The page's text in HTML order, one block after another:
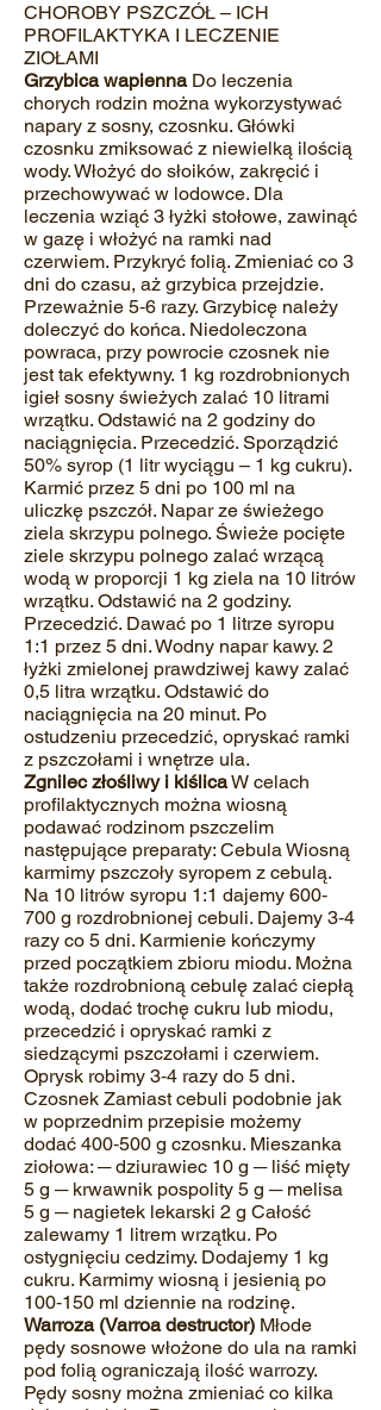
CHOROBY PSZCZÓŁ – ICH
PROFILAKTYKA I LECZENIE
ZIOŁAMI
Grzybica wapiennaDo leczenia
chorych rodzin można wykorzystywać
napary z sosny, czosnku. Główki
czosnku zmiksować z niewielką ilością
wody. Włożyć do słoików, zakręcić i
przechowywać w lodowce. Dla
leczenia wziąć 3 łyżki stołowe, zawinąć
w gazę i włożyć na ramki nad
czerwiem. Przykryć folią. Zmieniać co 3
dni do czasu, aż grzybica przejdzie.
Przeważnie 5‐6 razy. Grzybicę należy
doleczyć do końca. Niedoleczona
powraca, przy powrocie czosnek nie
jest tak efektywny. 1 kg rozdrobnionych
igieł sosny świeżych zalać 10 litrami
wrzątku. Odstawić na 2 godziny do
naciągnięcia. Przecedzić. Sporządzić
50% syrop (1 litr wyciągu – 1 kg cukru).
Karmić przez 5 dni po 100 ml na
uliczkę pszczół. Napar ze świeżego
ziela skrzypu polnego. Świeże pocięte
ziele skrzypu polnego zalać wrzącą
wodą w proporcji 1 kg ziela na 10 litrów
wrzątku. Odstawić na 2 godziny.
Przecedzić. Dawać po 1 litrze syropu
1:1 przez 5 dni. Wodny napar kawy. 2
łyżki zmielonej prawdziwej kawy zalać
0,5 litra wrzątku. Odstawić do
naciągnięcia na 20 minut. Po
ostudzeniu przecedzić, opryskać ramki
z pszczołami i wnętrze ula.
Zgnilec złośliwy i kiślicaW celach
profilaktycznych można wiosną
podawać rodzinom pszczelim
następujące preparaty: Cebula Wiosną
karmimy pszczoły syropem z cebulą.
Na 10 litrów syropu 1:1 dajemy 600‐
700 g rozdrobnionej cebuli. Dajemy 3‐4
razy co 5 dni. Karmienie kończymy
przed początkiem zbioru miodu. Można
także rozdrobnioną cebulę zalać ciepłą
wodą, dodać trochę cukru lub miodu,
przecedzić i opryskać ramki z
siedzącymi pszczołami i czerwiem.
Oprysk robimy 3‐4 razy do 5 dni.
Czosnek Zamiast cebuli podobnie jak
w poprzednim przepisie możemy
dodać 400‐500 g czosnku. Mieszanka
ziołowa: ─ dziurawiec 10 g ─ liść mięty
5 g ─ krwawnik pospolity 5 g ─ melisa
5 g ─ nagietek lekarski 2 g Całość
zalewamy 1 litrem wrzątku. Po
ostygnięciu cedzimy. Dodajemy 1 kg
cukru. Karmimy wiosną i jesienią po
100‐150 ml dziennie na rodzinę.
Warroza (Varroa destructor) Młode
pędy sosnowe włożone do ula na ramki
pod folią ograniczają ilość warrozy.
Pędy sosny można zmieniać co kilka